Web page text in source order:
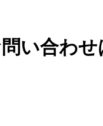
い合わせ